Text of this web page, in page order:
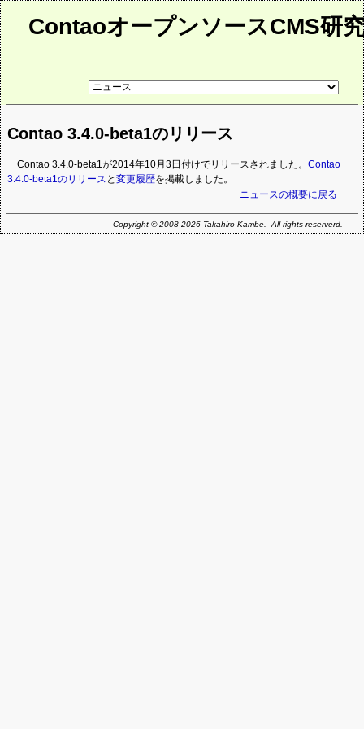
ContaoオープンソースCMS研
リ
ペ
ー
Contao 3.4.0-beta1のリリース
Contao 3.4.0-beta1が2014年10月3日付けでリリースされました。Contao
3.4.0-beta1のリリース と変更履歴を掲載しました。
ニュースの概要に戻る
Copyright © 2008-2026 Takahiro Kambe. All rights reserverd.